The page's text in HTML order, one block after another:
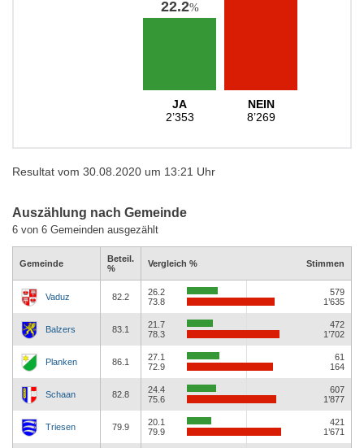
22.2%
JA
2’353
NEIN
8’269
Resultat vom 30.08.2020 um 13:21 Uhr
Auszählung nach Gemeinde
6 von 6 Gemeinden ausgezählt
Gemeinde
Beteil.
%
Vergleich % Stimmen
Vaduz 82.2
26.2
73.8
579
1’635
Balzers 83.1
21.7
78.3
472
1’702
Planken 86.1
27.1
72.9
61
164
Schaan 82.8
24.4
75.6
607
1’877
Triesen 79.9
20.1
79.9
421
1’671